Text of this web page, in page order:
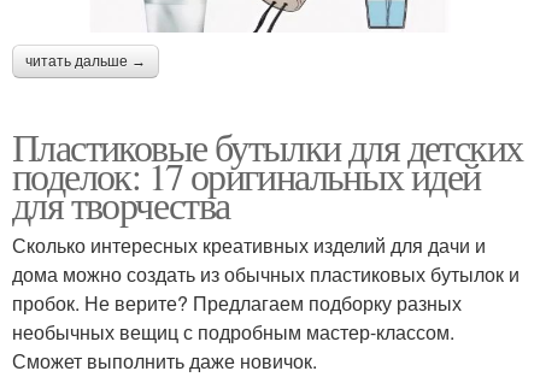
читать дальше →
Пластиковые бутылки для детских
поделок: 17 оригинальных идей
для творчества
Сколько интересных креативных изделий для дачи и
дома можно создать из обычных пластиковых бутылок и
пробок. Не верите? Предлагаем подборку разных
необычных вещиц с подробным мастер-классом.
Сможет выполнить даже новичок.